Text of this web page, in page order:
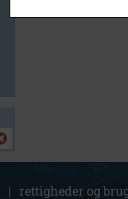
| rettigheder og